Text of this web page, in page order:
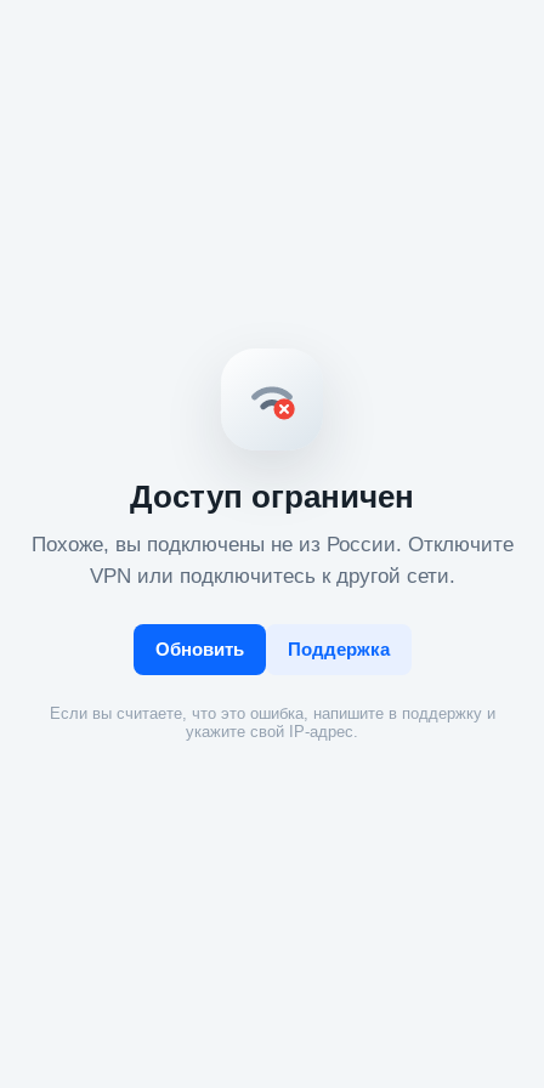
Доступ ограничен
Похоже, вы подключены не из России. Отключите
VPN или подключитесь к другой сети.
Обновить Поддержка
Если вы считаете, что это ошибка, напишите в поддержку и
укажите свой IP-адрес.